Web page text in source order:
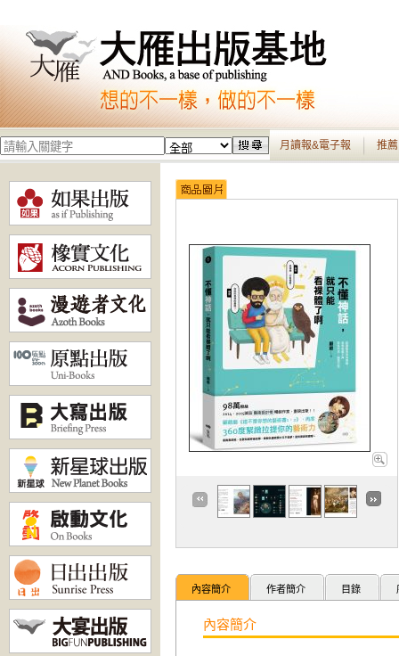
月讀報&電子報 推
內容簡介 作者簡介 目錄
內容簡介